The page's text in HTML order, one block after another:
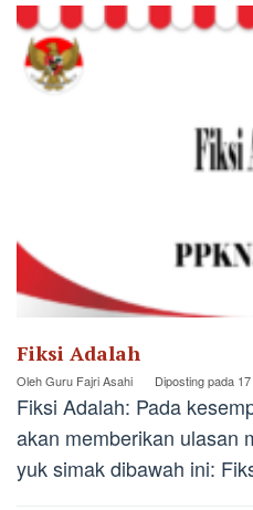
Fiksi Adalah
OlehGuru Fajri Asahi Diposting pada
Fiksi Adalah: Pada
akan memberikan ulasan
yuk simak dibawah ini: